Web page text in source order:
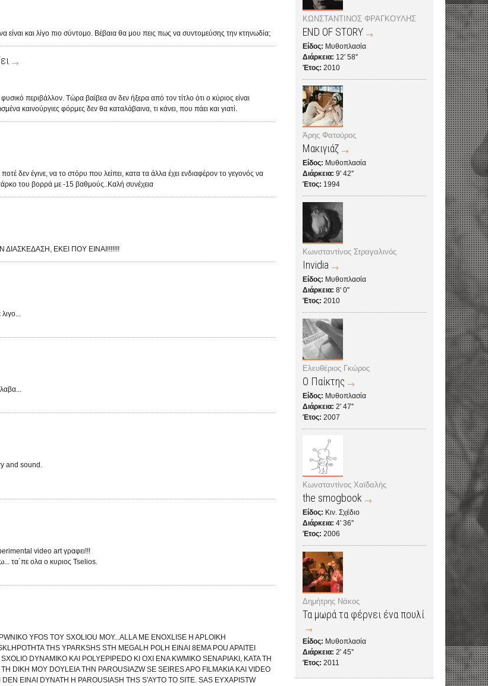
είναι και λίγο πιο σύντομο. Βέβαια θα μου πεις πως να συντομεύσης την κτηνωδία;
περιβάλλον. Τώρα βαίβεα αν δεν ήξερα από τον τίτλο ότι ο κύριος είναι
καινούργιες φόρμες δεν θα καταλάβαινα, τι κάνει, που πάει και γιατί.
δεν έγινε, να το στόρυ που λείπει, κατα τα άλλα έχει ενδιαφέρον το γεγονός να
του βορρά με -15 βαθμούς..Καλή συνέχεια
ΕΚΕΙ ΠΟΥ ΕΙΝΑΙ!!!!!!!
and sound.
video art γραφει!!!
τα`πε ολα ο κυριος Tselios.
YFOS TOY SXOLIOU MOY...ALLA ME ENOXLISE H APLOIKH
THS YPARKSHS STH MEGALH POLH EINAI 8EMA POU APAITEI
DYNAMIKO KAI POLYEPIPEDO KI OXI ENA KWMIKO SENAPIAKI, KATA TH
DIKH MOY DOYLEIA THN PAROUSIAZW SE SEIRES APO FILMAKIA KAI VIDEO
EINAI DYNATH H PAROUSIASH THS S'AYTO TO SITE. SAS EYXAPISTW
ΚΩΝΣΤΑΝΤΙΝΟΣ ΦΡΑΓΚΟΥΛΗΣ
END OF STORY
Είδος: Μυθοπλασία
Διάρκεια: 12' 58''
Έτος: 2010
Άρης Φατούρος
Μακιγιάζ
Είδος: Μυθοπλασία
Διάρκεια: 9' 42''
Έτος: 1994
Κωνσταντίνος Στραγαλινός
Invidia
Είδος: Μυθοπλασία
Διάρκεια: 8' 0''
Έτος: 2010
Ελευθέριος Γκώρος
Ο Παίκτης
Είδος: Μυθοπλασία
Διάρκεια: 2' 47''
Έτος: 2007
Κωνσταντίνος Χαϊδαλής
the smogbook
Είδος: Κιν. Σχέδιο
Διάρκεια: 4' 36''
Έτος: 2006
Δημήτρης Νάκος
Τα μωρά τα φέρνει ένα πουλί
Είδος: Μυθοπλασία
Διάρκεια: 2' 45''
Έτος: 2011